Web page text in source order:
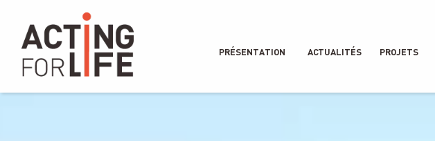
PRÉSENTATION ACTUALITÉS PROJETS